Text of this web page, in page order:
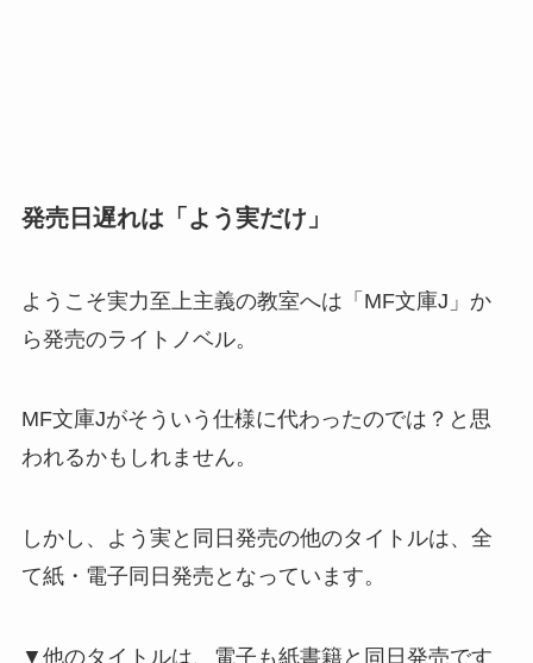
発売日遅れは「よう実だけ」
ようこそ実力至上主義の教室へは「MF文庫J」か
ら発売のライトノベル。
MF文庫Jがそういう仕様に代わったのでは？ と思
われるかもしれません。
しかし、よう実と同日発売の他のタイトルは、全
て紙・電子同日発売 となっています。
▼他のタイトルは、電子も紙書籍と同日発売です